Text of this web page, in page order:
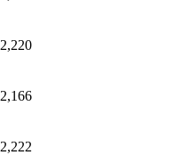
2,220
2,166
2,222